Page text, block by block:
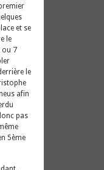
et se
le
ou 7
le
afin
pas
5ème